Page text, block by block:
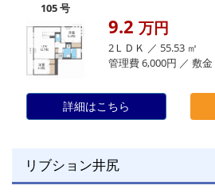
105 号
9.2 万円
2ＬＤＫ ／ 55.53 ㎡
管理費 6,000円 ／ 敷
詳細はこちら
リブション井尻